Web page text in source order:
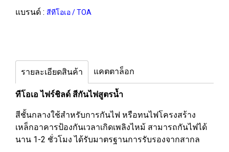
แบรนด์ : สีทีโอเอ / TOA
รายละเอียดสินค้า แคตตาล็อก
ทีโอเอ ไฟร์ชิลด์ สีกันไฟสูตรน้ำ
สีชั้นกลางใช้สำหรับการกันไฟ หรือทนไฟโครงสร้าง
เหล็กอาคารป้องกันเวลาเกิดเพลิงไหม้ สามารถกันไฟได้
นาน 1-2 ชั่วโมง ได้รับมาตรฐานการรับรองจากสากล